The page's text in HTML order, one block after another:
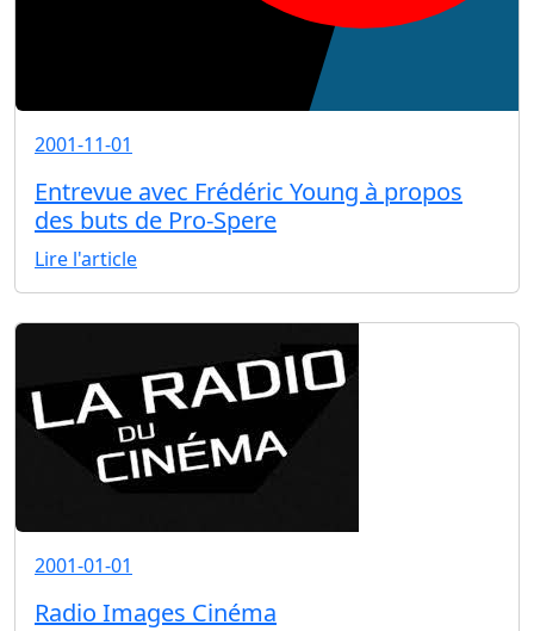
2001-11-01
Entrevue avec Frédéric Young à propos
des buts de Pro-Spere
Lire l'article
2001-01-01
Radio Images Cinéma